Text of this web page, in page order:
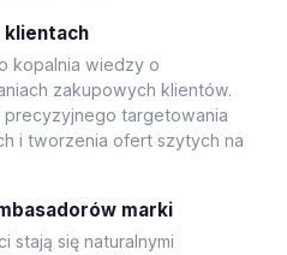
klientach
kopalnia wiedzy o
zakupowych klientów.
targetowania
i tworzenia ofert szytych na
marki
stają się naturalnymi